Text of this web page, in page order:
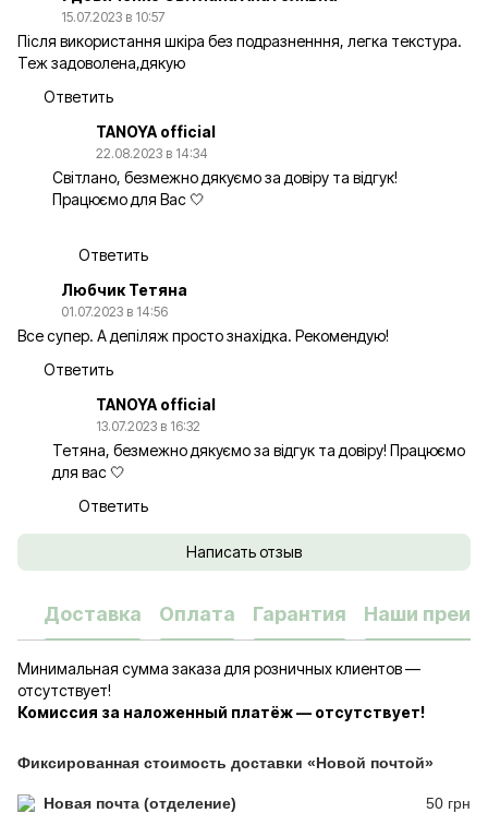
15.07.2023 в 10:57
Після використання шкіра без подразненння, легка текстура.
Теж задоволена,дякую
Ответить
TANOYA official
22.08.2023 в 14:34
Світлано, безмежно дякуємо за довіру та відгук!
Працюємо для Вас 🤍
Ответить
Любчик Тетяна
01.07.2023 в 14:56
Все супер. А депіляж просто знахідка. Рекомендую!
Ответить
TANOYA official
13.07.2023 в 16:32
Тетяна, безмежно дякуємо за відгук та довіру! Працюємо
для вас 🤍
Ответить
Написать отзыв
Доставка Оплата Гарантия Наши
Минимальная сумма заказа для розничных клиентов —
отсутствует!
Комиссия за наложенный платёж — отсутствует!
Фиксированная стоимость доставки «Новой почтой»
Новая почта (отделение)
50 грн